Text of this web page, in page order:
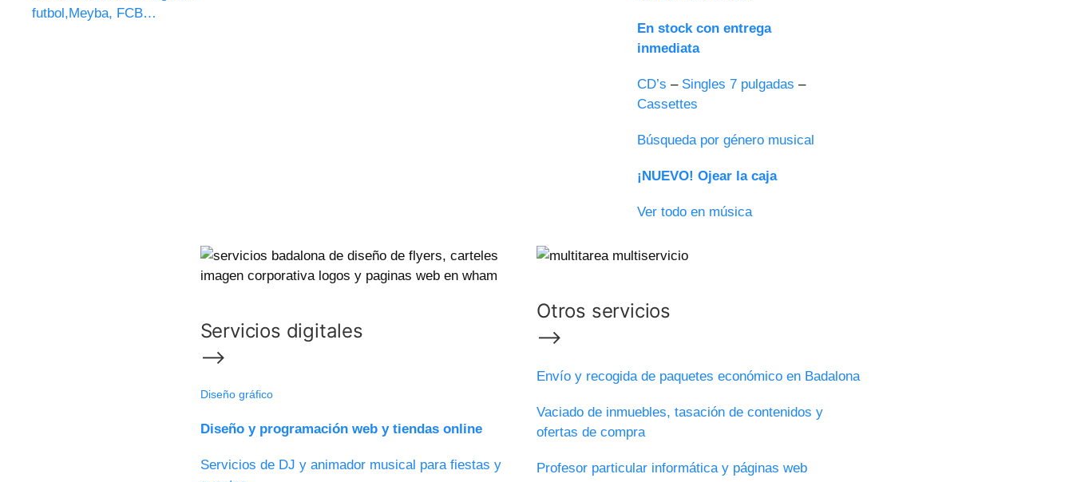
futbol,Meyba, FCB…
En stock con entrega
inmediata
CD’s – Singles 7 pulgadas –
Cassettes
Búsqueda por género musical
¡NUEVO! Ojear la caja
Ver todo en música
Servicios digitales
⟶
Diseño gráfico
Diseño y programación web y tiendas online
Servicios de DJ y animador musical para fiestas y
Otros servicios
⟶
Envío y recogida de paquetes económico en Badalona
Vaciado de inmuebles, tasación de contenidos y
ofertas de compra
Profesor particular informática y páginas web